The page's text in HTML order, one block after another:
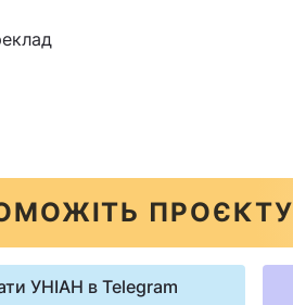
ПРОЄКТУ
УНІАН в Telegram